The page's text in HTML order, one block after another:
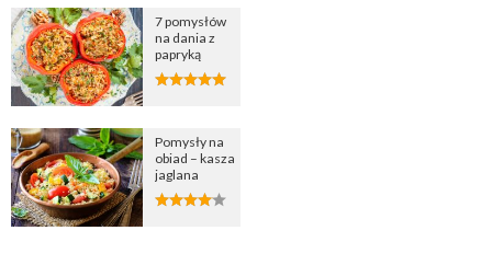
7 pomysłów
na dania z
papryką
Pomysły na
obiad – kasza
jaglana